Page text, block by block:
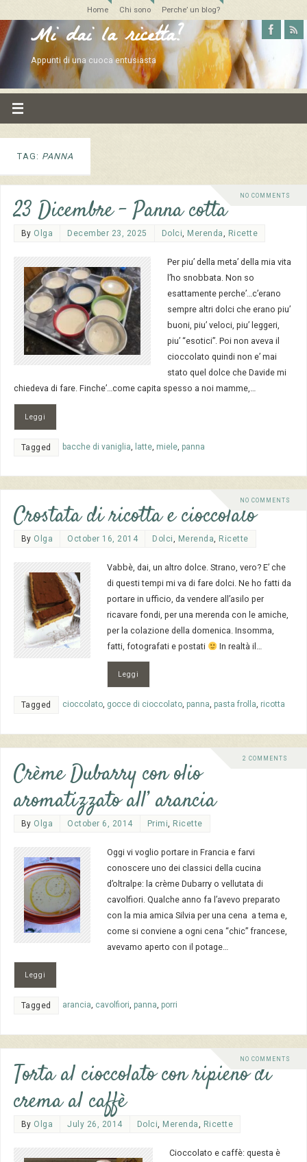
Home Chi sono Perche’ un blog?
Mi dai la ricetta?
Appunti di una cuoca entusiasta
TAG: PANNA
NO COMMENTS
23 Dicembre – Panna cotta
By Olga December 23, 2025 Dolci, Merenda, Ricette
Per piu’ della meta’ della mia vita
l’ho snobbata. Non so
esattamente perche’…c’erano
sempre altri dolci che erano piu’
buoni, piu’ veloci, piu’ leggeri,
piu’ “esotici”. Poi non aveva il
cioccolato quindi non e’ mai
stato quel dolce che Davide mi
chiedeva di fare. Finche’…come capita spesso a noi mamme,…
Leggi
Tagged bacche di vaniglia latte, miele, panna
NO COMMENTS
Crostata di ricotta e cioccolato
By Olga October 16, 2014 Dolci, Merenda, Ricette
Vabbè, dai, un altro dolce. Strano, vero? E’ che
di questi tempi mi va di fare dolci. Ne ho fatti da
portare in ufficio, da vendere all’asilo per
ricavare fondi, per una merenda con le amiche,
per la colazione della domenica. Insomma,
fatti, fotografati e postati
In realtà il…
Leggi
Tagged cioccolato, gocce di cioccolato, panna, pasta frolla, ricotta
2 COMMENTS
Crème Dubarry con olio
aromatizzato all’ arancia
By Olga October 6, 2014 Primi, Ricette
Oggi vi voglio portare in Francia e farvi
conoscere uno dei classici della cucina
d’oltralpe: la crème Dubarry o vellutata di
cavolfiori. Qualche anno fa l’avevo preparato
con la mia amica Silvia per una cena a tema e,
come si conviene a ogni cena “chic” francese,
avevamo aperto con il potage…
Leggi
Tagged arancia, cavolfiori, panna, porri
NO COMMENTS
Torta al cioccolato con ripieno di
crema al caffè
By Olga July 26, 2014 Dolci Merenda Ricette
Cioccolato e caffè: questa è